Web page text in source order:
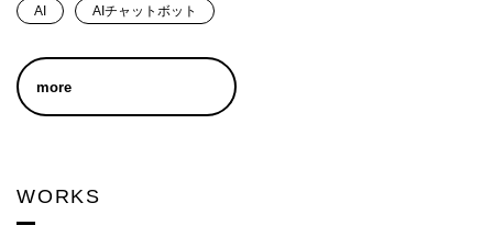
AI AIチャットボット
more
WORKS